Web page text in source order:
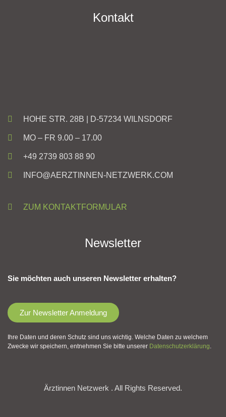
Kontakt
HOHE STR. 28B | D-57234 WILNSDORF
MO – FR 9.00 – 17.00
+49 2739 803 88 90
INFO@AERZTINNEN-NETZWERK.COM
ZUM KONTAKTFORMULAR
Newsletter
Sie möchten auch unseren Newsletter erhalten?
Zur Newsletter Anmeldung
Ihre Daten und deren Schutz sind uns wichtig. Welche Daten zu welchem
Zwecke wir speichern, entnehmen Sie bitte unserer Datenschutzerklärung.
Ärztinnen Netzwerk . All Rights Reserved.